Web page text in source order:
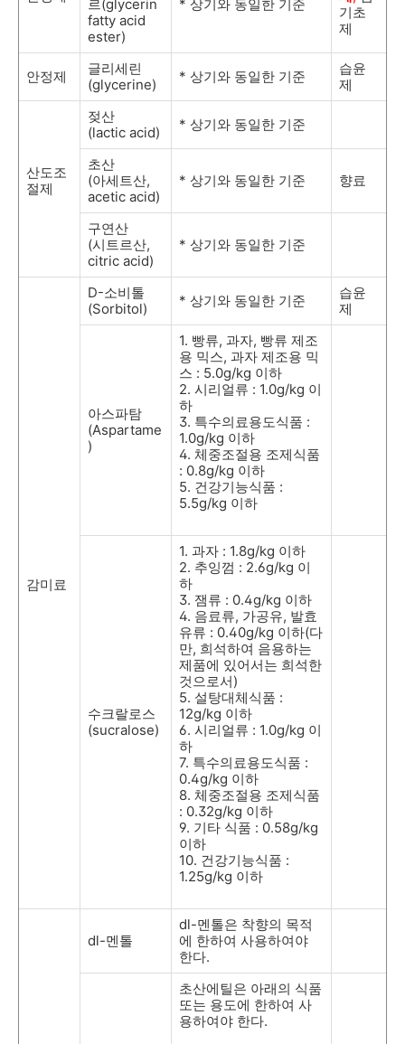
르(glycerin
fatty acid
ester)
* 상기와 동일한 기준
기초
제
안정제
글리세린
(glycerine)
* 상기와 동일한 기준
습윤
제
산도조
절제
젖산
(lactic acid)
* 상기와 동일한 기준
초산
(아세트산,
acetic acid)
* 상기와 동일한 기준 향료
구연산
(시트르산,
citric acid)
* 상기와 동일한 기준
감미료
D-소비톨
(Sorbitol)
* 상기와 동일한 기준
습윤
제
아스파탐
(Aspartame
)
1. 빵류, 과자, 빵류 제조
용 믹스, 과자 제조용 믹
스 : 5.0g/kg 이하
2. 시리얼류 : 1.0g/kg 이
하
3. 특수의료용도식품 :
1.0g/kg 이하
4. 체중조절용 조제식품
: 0.8g/kg 이하
5. 건강기능식품 :
5.5g/kg 이하
수크랄로스
(sucralose)
1. 과자 : 1.8g/kg 이하
2. 추잉껌 : 2.6g/kg 이
하
3. 잼류 : 0.4g/kg 이하
4. 음료류, 가공유, 발효
유류 : 0.40g/kg 이하(다
만, 희석하여 음용하는
제품에 있어서는 희석한
것으로서)
5. 설탕대체식품 :
12g/kg 이하
6. 시리얼류 : 1.0g/kg 이
하
7. 특수의료용도식품 :
0.4g/kg 이하
8. 체중조절용 조제식품
: 0.32g/kg 이하
9. 기타 식품 : 0.58g/kg
이하
10. 건강기능식품 :
1.25g/kg 이하
dl-멘톨
dl-멘톨은 착향의 목적
에 한하여 사용하여야
한다.
초산에틸은 아래의 식품
또는 용도에 한하여 사
용하여야 한다.